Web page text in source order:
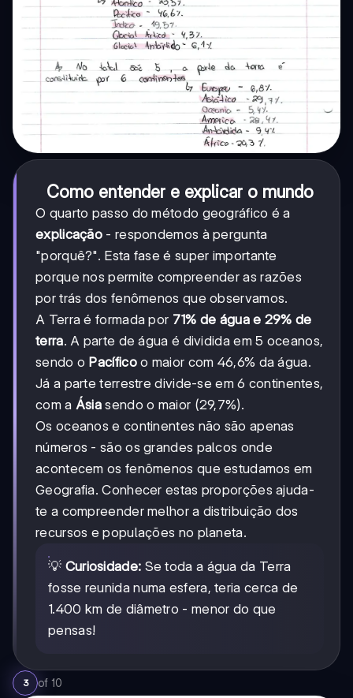
Como entender e explicar o mundo
O quarto passo do método geográfico é a
explicação - respondemos à pergunta
"porquê?". Esta fase é super importante
porque nos permite compreender as razões
por trás dos fenômenos que observamos.
A Terra é formada por 71% de água e 29% de
terra. A parte de água é dividida em 5 oceanos,
sendo o Pacíficoo maior com 46,6% da água.
Já a parte terrestre divide-se em 6 continentes,
com a Ásia sendo o maior (29,7%).
Os oceanos e continentes não são apenas
números - são os grandes palcos onde
acontecem os fenômenos que estudamos em
Geografia. Conhecer estas proporções ajuda-
te a compreender melhor a distribuição dos
recursos e populações no planeta.
💡 Curiosidade: Se toda a água da Terra
fosse reunida numa esfera, teria cerca de
1.400 km de diâmetro - menor do que
pensas!
3 of 10